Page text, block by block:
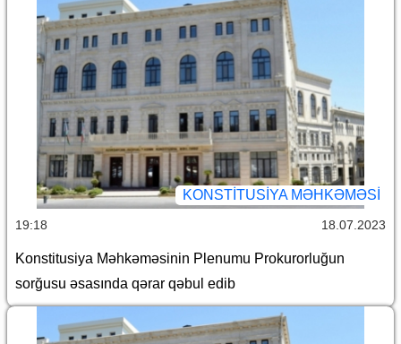
KONSTITUSIYA MƏHKƏMƏSI
19:18 18.07.2023
Konstitusiya Məhkəməsinin Plenumu Prokurorluğun
sorğusu əsasında qərar qəbul edib